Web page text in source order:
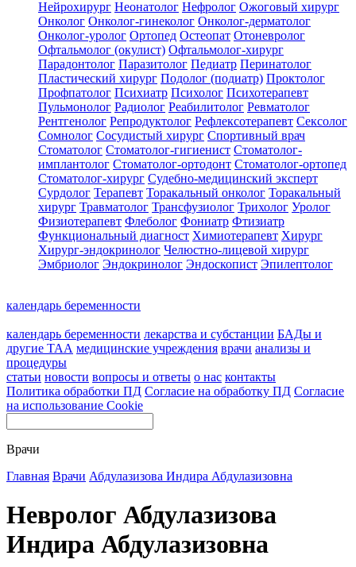
Нейрохирург Неонатолог Нефролог Ожоговый хирург
Онколог Онколог-гинеколог Онколог-дерматолог
Онколог-уролог Ортопед Остеопат Отоневролог
Офтальмолог (окулист) Офтальмолог-хирург
Парадонтолог Паразитолог Педиатр Перинатолог
Пластический хирург Подолог (подиатр) Проктолог
Профпатолог Психиатр Психолог Психотерапевт
Пульмонолог Радиолог Реабилитолог Ревматолог
Рентгенолог Репродуктолог Рефлексотерапевт Сексолог
Сомнолог Сосудистый хирург Спортивный врач
Стоматолог Стоматолог-гигиенист Стоматолог-
имплантолог Стоматолог-ортодонт Стоматолог-ортопед
Стоматолог-хирург Судебно-медицинский эксперт
Сурдолог Терапевт Торакальный онколог Торакальный
хирург Травматолог Трансфузиолог Трихолог Уролог
Физиотерапевт Флеболог Фониатр Фтизиатр
Функциональный диагност Химиотерапевт Хирург
Хирург-эндокринолог Челюстно-лицевой хирург
Эмбриолог Эндокринолог Эндоскопист Эпилептолог
календарь беременности
календарь беременности лекарства и субстанции БАДы и
другие ТАА медицинские учреждения врачи анализы и
процедуры
статьи новости вопросы и ответы о нас контакты
Политика обработки ПД Согласие на обработку ПД Согласие
на использование Cookie
Врачи
Главная Врачи Абдулазизова Индира Абдулазизовна
Невролог Абдулазизова
Индира Абдулазизовна